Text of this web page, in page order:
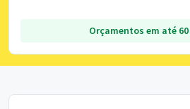
Orçamentos em até